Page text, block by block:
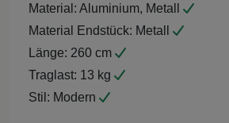
Material: Aluminium, Metall
Material Endstück: Metall
Länge: 260 cm
Traglast: 13 kg
Stil: Modern